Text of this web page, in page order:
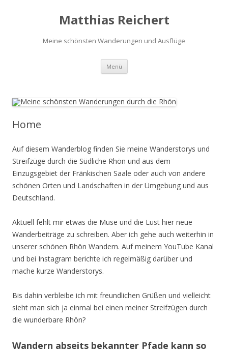
Matthias Reichert
Meine schönsten Wanderungen und Ausflüge
Menü Zum
springen
Home
Auf diesem Wanderblog finden Sie meine Wanderstorys und
Streifzüge durch die Südliche Rhön und aus dem
Einzugsgebiet der Fränkischen Saale oder auch von andere
schönen Orten und Landschaften in der Umgebung und aus
Deutschland.
Aktuell fehlt mir etwas die Muse und die Lust hier neue
Wanderbeiträge zu schreiben. Aber ich gehe auch weiterhin in
unserer schönen Rhön Wandern. Auf meinem YouTube Kanal
und bei Instagram berichte ich regelmäßig darüber und
mache kurze Wanderstorys.
Bis dahin verbleibe ich mit freundlichen Grüßen und vielleicht
sieht man sich ja einmal bei einen meiner Streifzügen durch
die wunderbare Rhön?
Wandern abseits bekannter Pfade kann so